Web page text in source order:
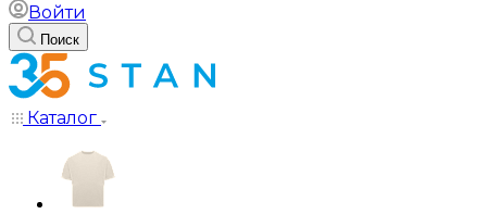
Войти
Поиск
Каталог